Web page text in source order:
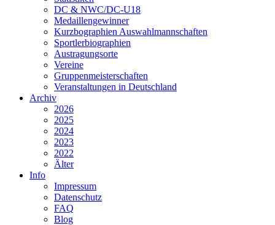
DC & NWC/DC-U18
Medaillengewinner
Kurzbographien Auswahlmannschaften
Sportlerbiographien
Austragungsorte
Vereine
Gruppenmeisterschaften
Veranstaltungen in Deutschland
Archiv
2026
2025
2024
2023
2022
Älter
Info
Impressum
Datenschutz
FAQ
Blog